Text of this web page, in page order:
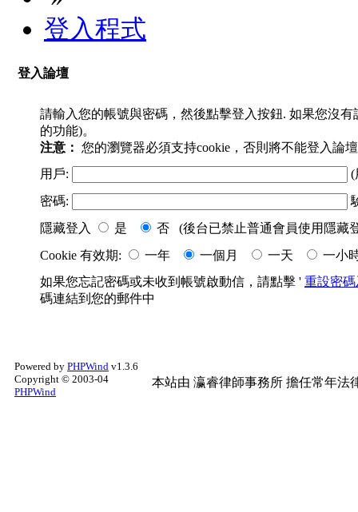
登入程式
登入論壇
請輸入您的帳號與密碼，然後點擊登入按鈕. 如果您沒
的功能)。
注意： 您的瀏覽器必須支持cookie，否則將不能登入論
用戶:
(
密碼:
隱藏登入
是
否 (後台已禁止普通會員使用隱藏
Cookie 有效期:
一年 一個月 一天
一小
如果您忘記密碼或未收到帳號啟動信，請點擊 ' 重設密
碼連結到您的郵件中
Powered by PHPWind v1.3.6
Copyright © 2003-04
PHPWind
本站由 瀛睿律師事務所 擔任常年法